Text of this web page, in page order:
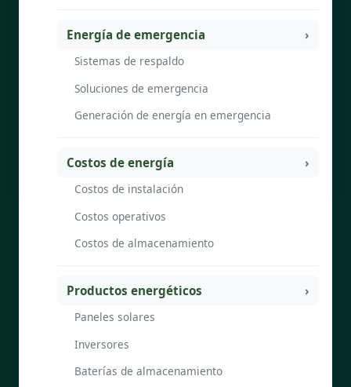
Energía de emergencia
Sistemas de respaldo
Soluciones de emergencia
Generación de energía en emergencia
Costos de energía
Costos de instalación
Costos operativos
Costos de almacenamiento
Productos energéticos
Paneles solares
Inversores
Baterías de almacenamiento